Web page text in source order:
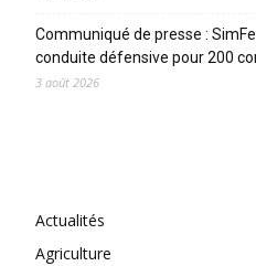
Communiqué de presse :
conduite défensive pour 200
3 août 2026
Actualités
Agriculture